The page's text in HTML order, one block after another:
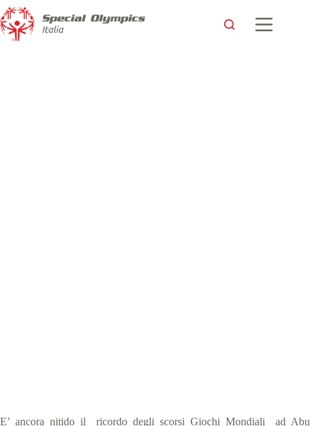
E’ ancora nitido il ricordo degli scorsi Giochi Mondiali ad Abu